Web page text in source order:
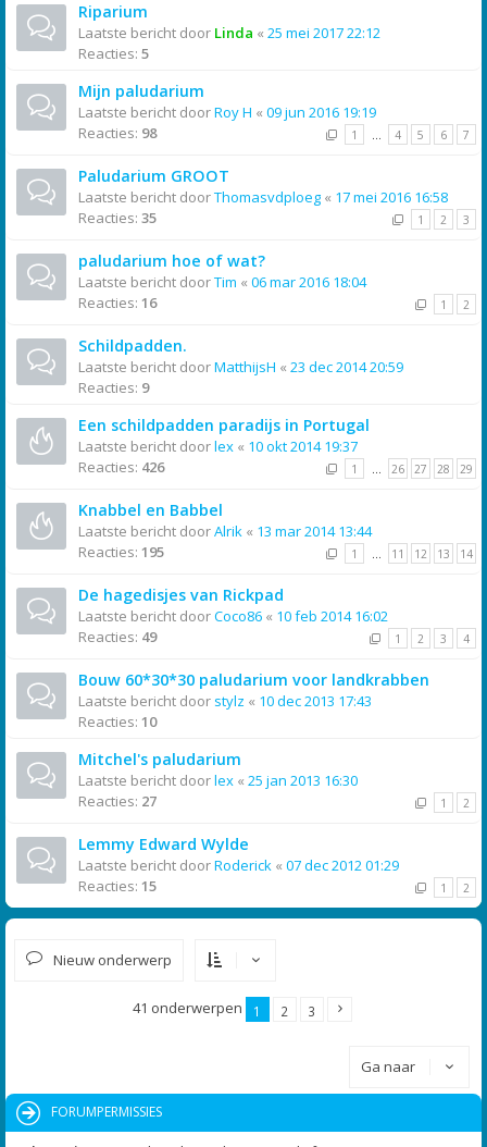
Riparium
Laatste bericht door Linda « 25 mei 2017 22:12
Reacties: 5
Mijn paludarium
Laatste bericht doorRoy H « 09 jun 2016 19:19
Reacties: 98 1 … 4 5 6 7
Paludarium GROOT
Laatste bericht doorThomasvdploeg « 17 mei 2016 16:58
Reacties: 35 1 2 3
paludarium hoe of wat?
Laatste bericht doorTim « 06 mar 2016 18:04
Reacties: 16 1 2
Schildpadden.
Laatste bericht doorMatthijsH « 23 dec 2014 20:59
Reacties: 9
Een schildpadden paradijs in Portugal
Laatste bericht doorlex « 10 okt 2014 19:37
Reacties: 426 1 … 26 27 28 29
Knabbel en Babbel
Laatste bericht doorAlrik « 13 mar 2014 13:44
Reacties: 195 1 … 11 12 13 14
De hagedisjes van Rickpad
Laatste bericht doorCoco86 « 10 feb 2014 16:02
Reacties: 49 1 2 3 4
Bouw 60*30*30 paludarium voor landkrabben
Laatste bericht door stylz « 10 dec 2013 17:43
Reacties: 10
Mitchel's paludarium
Laatste bericht doorlex « 25 jan 2013 16:30
Reacties: 27 1 2
Lemmy Edward Wylde
Laatste bericht doorRoderick « 07 dec 2012 01:29
Reacties: 15 1 2
Nieuw onderwerp
41 onderwerpen 1 2 3
Ga naar
FORUMPERMISSIES